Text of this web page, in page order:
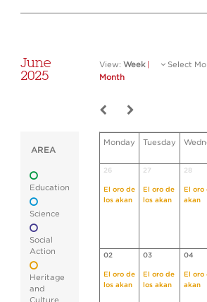
June
2025
View: Week
Month
Select
AREA
Education
Science
Social
Action
Heritage
and
Culture
Monday Tuesday
26
El oro de
los akan
27
El oro de
los akan
28
El oro
akan
02
El oro de
los akan
03
El oro de
los akan
04
El oro
akan